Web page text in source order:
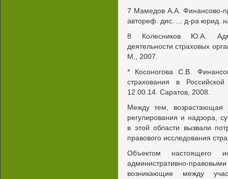
7 Мамедов A.A. Финансово-
автореф. дис. ... д-ра юрид.
8 Колесников Ю.А.
деятельности страховых
М., 2007.
* Косоногова C.B.
страхования в
12.00.14. Саратов, 2008.
Между тем, возрастающая
регулирования и надзора,
в этой области вызвали
правового исследования
Объектом настоящего
административно-
возникающие между